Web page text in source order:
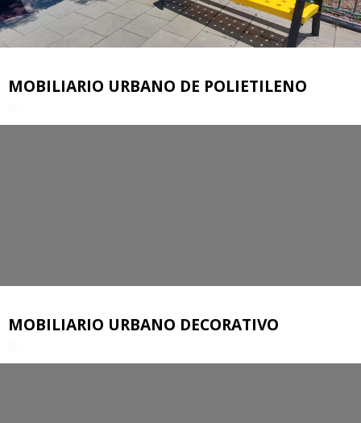
MOBILIARIO URBANO DE POLIETILENO
MOBILIARIO URBANO DECORATIVO